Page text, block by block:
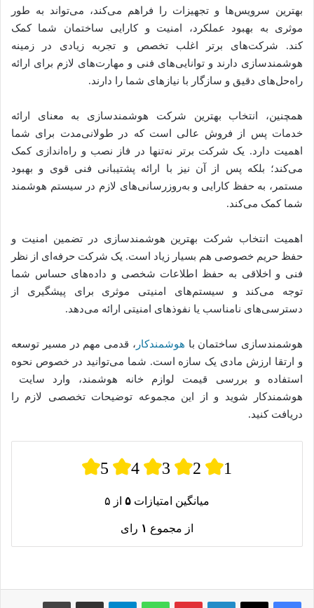
بهترین سرویس‌ها و تجهیزات را فراهم می‌کند، می‌تواند به طور
موثری به بهبود عملکرد، امنیت و کارایی ساختمان شما کمک
کند. شرکت‌های برتر اغلب تخصص و تجربه زیادی در زمینه
هوشمندسازی دارند و توانایی‌های فنی و مهارت‌های لازم برای ارائه
راه‌حل‌های دقیق و سازگار با نیازهای شما را دارند.
همچنین، انتخاب بهترین شرکت هوشمندسازی به معنای ارائه
خدمات پس از فروش عالی است که در طولانی‌مدت برای شما
اهمیت دارد. یک شرکت برتر نه‌تنها در فاز نصب و راه‌اندازی کمک
می‌کند؛ بلکه پس از آن نیز با ارائه پشتیبانی فنی قوی و بهبود
مستمر، به حفظ کارایی و به‌روزرسانی‌های لازم در سیستم هوشمند
شما کمک می‌کند.
اهمیت انتخاب شرکت بهترین هوشمندسازی در تضمین امنیت و
حفظ حریم خصوصی هم بسیار زیاد است. یک شرکت حرفه‌ای از نظر
فنی و اخلاقی به حفظ اطلاعات شخصی و داده‌های حساس شما
توجه می‌کند و سیستم‌های امنیتی موثری برای پیشگیری از
دسترسی‌های نامناسب یا نفوذهای امنیتی ارائه می‌دهد.
هوشمندسازی ساختمان با هوشمندکار ، قدمی مهم در مسیر توسعه
و ارتقا ارزش مادی یک سازه است. شما می‌توانید در خصوص نحوه
استفاده و بررسی قیمت لوازم خانه هوشمند، وارد سایت
هوشمندکار شوید و از این مجموعه توضیحات تخصصی لازم را
دریافت کنید.
5 4 3 2 1
میانگین امتیازات ۵ از ۵
از مجموع ۱ رای
لینکدین پینترستواتس آپ تلگرام اشتراک گذاری از طریق ایمیل چاپ